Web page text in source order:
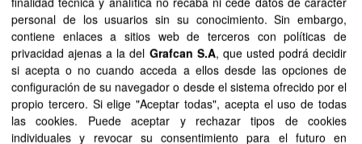
Aprobación Definitiva...
Aprobación Definitiva...
Aprobación Definitiva...
Aprobación Definitiva...
personal de los usuarios sin su conocimiento. Sin embargo,
contiene enlaces a sitios web de terceros con políticas de
privacidad ajenas a la del Grafcan S.A, que usted podrá decidir
si acepta o no cuando acceda a ellos desde las opciones de
configuración de su navegador o desde el sistema ofrecido por el
propio tercero. Si elige "Aceptar todas", acepta el uso de todas
las cookies. Puede aceptar y rechazar tipos de cookies
individuales y revocar su consentimiento para el futuro en